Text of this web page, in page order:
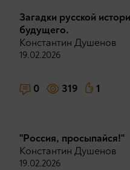
Загадки русской
будущего.
Константин Душенов
19.02.2026
0 319 1
"Россия, просыпайся!"
Константин Душенов
19.02.2026